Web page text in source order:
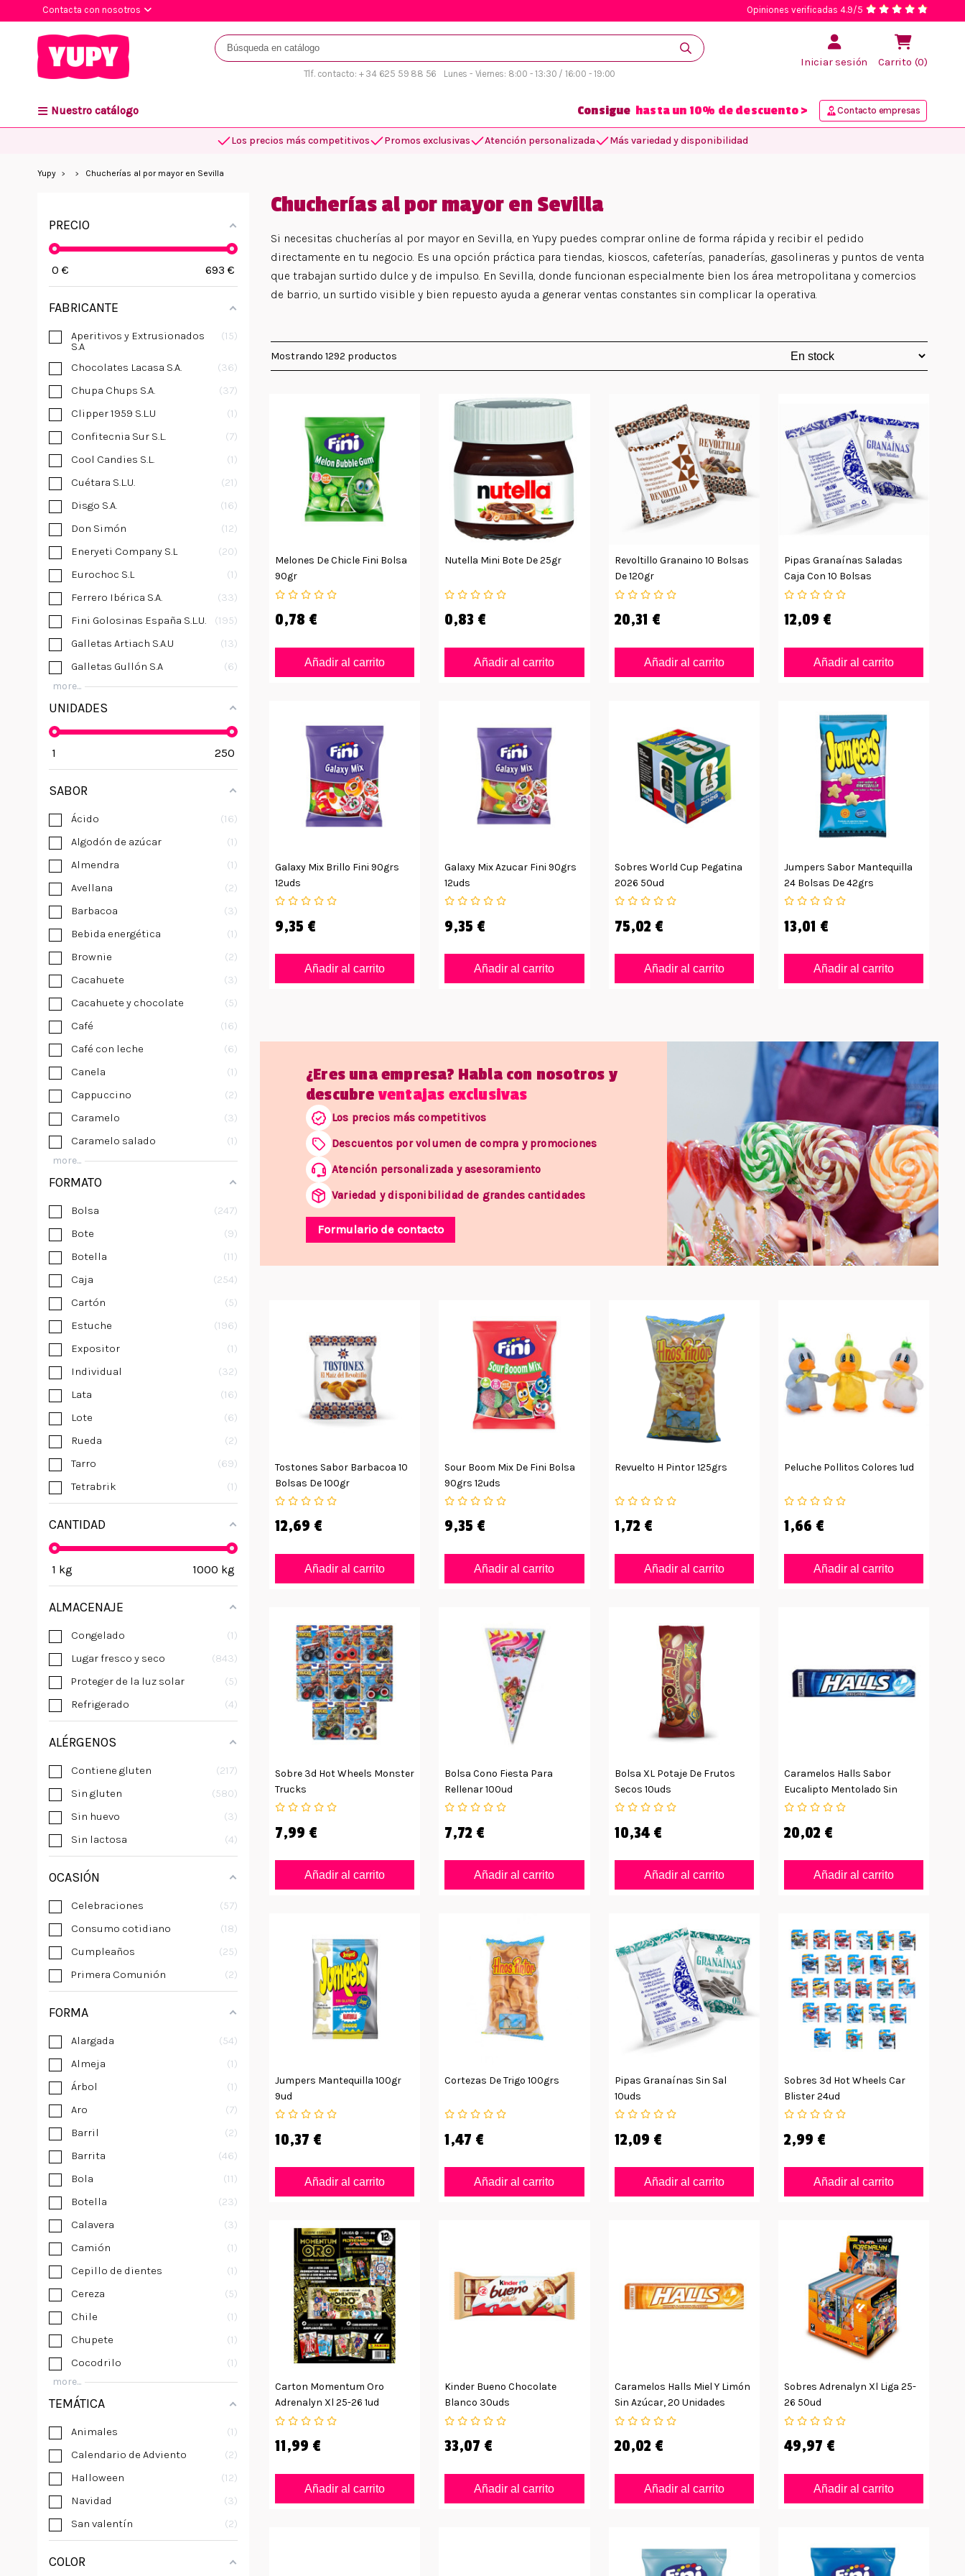
Contacta con nosotros Opiniones verificadas 4.9/5
Tlf. contacto: + 34 625 59 88 56 Lunes - Viernes: 8:00 - 13:30 / 16:00 - 19:00
Iniciar sesión Carrito (0)
Nuestro catálogo Consigue hasta un 10% de descuento > Contacto empresas
Los precios más competitivos Promos exclusivas Atención personalizada Más variedad y disponibilidad
Yupy Chucherías al por mayor en Sevilla
PRECIO
0 € 693 €
FABRICANTE
Aperitivos y Extrusionados
S.A
15
Chocolates Lacasa S.A.
36
Chupa Chups S.A.
37
Clipper 1959 S.L.U
1
Confitecnia Sur S.L.
7
Cool Candies S.L.
1
Cuétara S.L.U.
21
Disgo S.A.
16
Don Simón
12
Eneryeti Company S.L
20
Eurochoc S.L
1
Ferrero Ibérica S.A.
33
Fini Golosinas España S.L.U.
195
Galletas Artiach S.A.U
13
Galletas Gullón S.A
6
more...
UNIDADES
1 250
SABOR
Ácido
16
Algodón de azúcar
1
Almendra
1
Avellana
2
Barbacoa
3
Bebida energética
1
Brownie
2
Cacahuete
3
Cacahuete y chocolate
5
Café
16
Café con leche
6
Canela
1
Cappuccino
2
Caramelo
3
Caramelo salado
1
more...
FORMATO
Bolsa
247
Bote
9
Botella
11
Caja
254
Cartón
5
Estuche
196
Expositor
1
Individual
32
Lata
16
Lote
6
Rueda
2
Tarro
69
Tetrabrik
1
CANTIDAD
1 kg 1000 kg
ALMACENAJE
Congelado
1
Lugar fresco y seco
843
Proteger de la luz solar
5
Refrigerado
4
ALÉRGENOS
Contiene gluten
217
Sin gluten
580
Sin huevo
3
Sin lactosa
4
OCASIÓN
Celebraciones
57
Consumo cotidiano
18
Cumpleaños
25
Primera Comunión
2
FORMA
Alargada
54
Almeja
1
Árbol
1
Aro
7
Barril
2
Barrita
46
Bola
11
Botella
23
Calavera
3
Camión
1
Cepillo de dientes
1
Cereza
5
Chile
1
Chupete
1
Cocodrilo
1
more...
TEMÁTICA
Animales
1
Calendario de Adviento
2
Halloween
12
Navidad
3
San valentín
2
COLOR
Chucherías al por mayor en Sevilla
Si necesitas chucherías al por mayor en Sevilla, en Yupy puedes comprar online de forma rápida y recibir el pedido
directamente en tu negocio. Es una opción práctica para tiendas, kioscos, cafeterías, panaderías, gasolineras y puntos de venta
que trabajan surtido dulce y de impulso. En Sevilla, donde funcionan especialmente bien los área metropolitana y comercios
de barrio, un surtido visible y bien repuesto ayuda a generar ventas constantes sin complicar la operativa.
Mostrando 1292 productos
Melones De Chicle Fini Bolsa
90gr
0,78 €
Añadir al carrito
Nutella Mini Bote De 25gr
0,83 €
Añadir al carrito
Revoltillo Granaino 10 Bolsas
De 120gr
20,31 €
Añadir al carrito
Pipas Granaínas Saladas
Caja Con 10 Bolsas
12,09 €
Añadir al carrito
Galaxy Mix Brillo Fini 90grs
12uds
9,35 €
Añadir al carrito
Galaxy Mix Azucar Fini 90grs
12uds
9,35 €
Añadir al carrito
Sobres World Cup Pegatina
2026 50ud
75,02 €
Añadir al carrito
Jumpers Sabor Mantequilla
24 Bolsas De 42grs
13,01 €
Añadir al carrito
¿Eres una empresa? Habla con nosotros y
descubreventajas exclusivas
Los precios más competitivos
Descuentos por volumen de compra y promociones
Atención personalizada y asesoramiento
Variedad y disponibilidad de grandes cantidades
Formulario de contacto
Tostones Sabor Barbacoa 10
Bolsas De 100gr
12,69 €
Añadir al carrito
Sour Boom Mix De Fini Bolsa
90grs 12uds
9,35 €
Añadir al carrito
Revuelto H Pintor 125grs
1,72 €
Añadir al carrito
Peluche Pollitos Colores 1ud
1,66 €
Añadir al carrito
Sobre 3d Hot Wheels Monster
Trucks
7,99 €
Añadir al carrito
Bolsa Cono Fiesta Para
Rellenar 100ud
7,72 €
Añadir al carrito
Bolsa XL Potaje De Frutos
Secos 10uds
10,34 €
Añadir al carrito
Caramelos Halls Sabor
Eucalipto Mentolado Sin
Azúcar
20,02 €
Añadir al carrito
Jumpers Mantequilla 100gr
9ud
10,37 €
Añadir al carrito
Cortezas De Trigo 100grs
1,47 €
Añadir al carrito
Pipas Granaínas Sin Sal
10uds
12,09 €
Añadir al carrito
Sobres 3d Hot Wheels Car
Blister 24ud
2,99 €
Añadir al carrito
Carton Momentum Oro
Adrenalyn Xl 25-26 1ud
11,99 €
Añadir al carrito
Kinder Bueno Chocolate
Blanco 30uds
33,07 €
Añadir al carrito
Caramelos Halls Miel Y Limón
Sin Azúcar, 20 Unidades
20,02 €
Añadir al carrito
Sobres Adrenalyn Xl Liga 25-
26 50ud
49,97 €
Añadir al carrito